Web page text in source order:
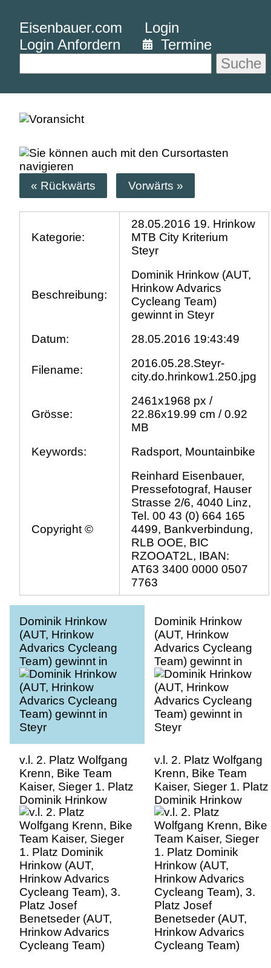
Eisenbauer.com
Login
Login Anfordern
Termine
Suche
« Rückwärts Vorwärts »
Kategorie:
28.05.2016 19. Hrinkow
MTB City Kriterium
Steyr
Beschreibung:
Dominik Hrinkow (AUT,
Hrinkow Advarics
Cycleang Team)
gewinnt in Steyr
Datum:
28.05.2016 19:43:49
Filename:
2016.05.28.Steyr-
city.do.hrinkow1.250.jpg
Grösse:
2461x1968 px /
22.86x19.99 cm / 0.92
MB
Keywords:
Radsport, Mountainbike
Copyright ©
Reinhard Eisenbauer,
Pressefotograf, Hauser
Strasse 2/6, 4040 Linz,
Tel. 00 43 (0) 664 165
4499, Bankverbindung,
RLB OOE, BIC
RZOOAT2L, IBAN:
AT63 3400 0000 0507
7763
Dominik Hrinkow
(AUT, Hrinkow
Advarics Cycleang
Team) gewinnt in
Steyr
Dominik Hrinkow
(AUT, Hrinkow
Advarics Cycleang
Team) gewinnt in
Steyr
v.l. 2. Platz Wolfgang
Krenn, Bike Team
Kaiser, Sieger 1. Platz
Dominik Hrinkow
(AUT, Hrinkow
Advarics Cycleang
Team), 3. Platz Josef
Benetseder (AUT,
Hrinkow Advarics
Cycleang Team)
v.l. 2. Platz Wolfgang
Krenn, Bike Team
Kaiser, Sieger 1. Platz
Dominik Hrinkow
(AUT, Hrinkow
Advarics Cycleang
Team), 3. Platz Josef
Benetseder (AUT,
Hrinkow Advarics
Cycleang Team)